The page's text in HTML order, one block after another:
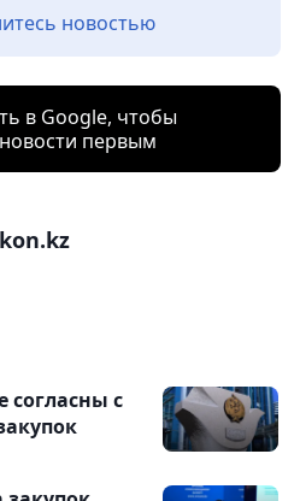
новостью
в Google, чтобы
первым
согласны с